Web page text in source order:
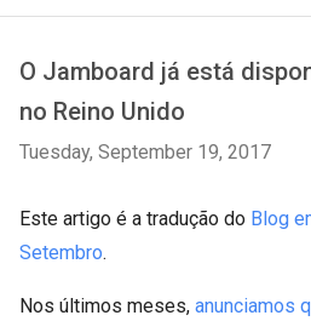
O Jamboard já está
no Reino Unido
Tuesday, September 19, 2017
Este artigo é a tradução do Blog
Setembro.
Nos últimos meses, anunciamos